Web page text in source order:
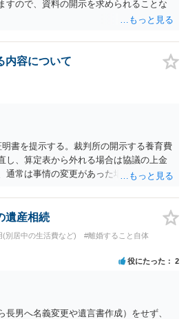
すので、資料の開示を求められることな
内容について
明書を提示する。裁判所の開示する養育費
し、算定表から外れる場合は協議の上金
通常は事情の変更があった場合に変更し
双方協議の上増減出来る」と「通知義務
で、私に収入が入った事は相手に通知が
文言が無くても養育費の見直しは適宜出
しょうか？との点はそのとおりかと思
あった場合に変更するので毎年見直す
遺産相続
(別居中の生活費など)
#離婚すること自体
役にたった 2
男へ名義変更や遺言書作成）をせず、